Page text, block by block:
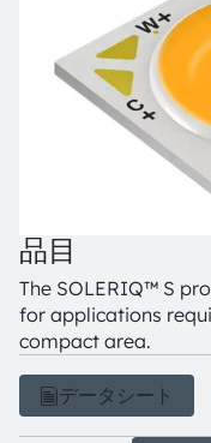
品目
The SOLERIQ™ S
for applications
compact area.
データシート